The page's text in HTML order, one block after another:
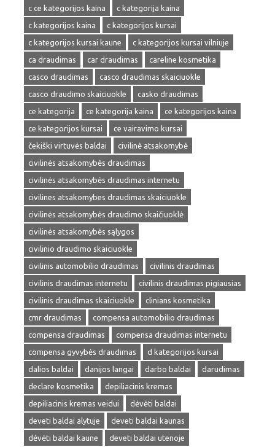
c ce kategorijos kaina
c kategorija kaina
c kategorijos kaina
c kategorijos kursai
c kategorijos kursai kaune
c kategorijos kursai vilniuje
ca draudimas
car draudimas
careline kosmetika
casco draudimas
casco draudimas skaiciuokle
casco draudimo skaiciuokle
casko draudimas
ce kategorija
ce kategorija kaina
ce kategorijos kaina
ce kategorijos kursai
ce vairavimo kursai
čekiški virtuvės baldai
civilinė atsakomybė
civilinės atsakomybės draudimas
civilinės atsakomybės draudimas internetu
civilines atsakomybes draudimas skaiciuokle
civilinės atsakomybės draudimo skaičiuoklė
civilinės atsakomybės sąlygos
civilinio draudimo skaiciuokle
civilinis automobilio draudimas
civilinis draudimas
civilinis draudimas internetu
civilinis draudimas pigiausias
civilinis draudimas skaiciuokle
clinians kosmetika
cmr draudimas
compensa automobilio draudimas
compensa draudimas
compensa draudimas internetu
compensa gyvybės draudimas
d kategorijos kursai
dalios baldai
danijos langai darbo baldai
darudimas
declare kosmetika
depiliacinis kremas
depiliacinis kremas veidui
dėvėti baldai
deveti baldai alytuje
deveti baldai kaunas
dėvėti baldai kaune
deveti baldai utenoje